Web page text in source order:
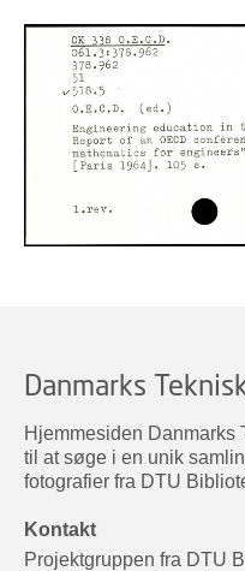
Danmarks
Hjemmesiden Danmarks
til at søge i en unik
fotografier fra DTU
Kontakt
Projektgruppen fra DTU